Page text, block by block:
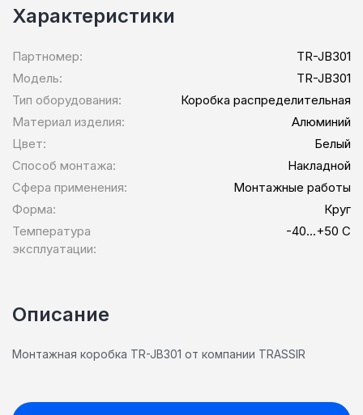
Характеристики
Партномер:
TR-JB301
Модель:
TR-JB301
Тип оборудования:
Коробка распределительная
Материал изделия:
Алюминий
Цвет:
Белый
Способ монтажа:
Накладной
Сфера применения:
Монтажные работы
Форма:
Круг
Температура
эксплуатации:
-40...+50 С
Описание
Монтажная коробка TR-JB301 от компании TRASSIR